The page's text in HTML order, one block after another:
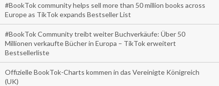
#BookTok community helps sell more than 50 million books across
Europe as TikTok expands Bestseller List
#BookTok Community treibt weiter Buchverkäufe: Über 50
Millionen verkaufte Bücher in Europa – TikTok erweitert
Bestsellerliste
Offizielle BookTok-Charts kommen in das Vereinigte Königreich
(UK)